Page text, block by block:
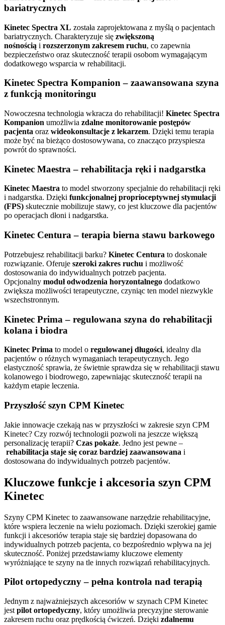
bariatrycznych
Kinetec Spectra XL została zaprojektowana z myślą o pacjentach
bariatrycznych. Charakteryzuje się zwiększoną
nośnością i rozszerzonym zakresem ruchu, co zapewnia
bezpieczeństwo oraz skuteczność terapii osobom wymagającym
dodatkowego wsparcia w rehabilitacji.
Kinetec Spectra Kompanion – zaawansowana szyna
z funkcją monitoringu
Nowoczesna technologia wkracza do rehabilitacji! Kinetec Spectra
Kompanion umożliwia zdalne monitorowanie postępów
pacjenta oraz wideokonsultacje z lekarzem. Dzięki temu terapia
może być na bieżąco dostosowywana, co znacząco przyspiesza
powrót do sprawności.
Kinetec Maestra – rehabilitacja ręki i nadgarstka
Kinetec Maestra to model stworzony specjalnie do rehabilitacji ręki
i nadgarstka. Dzięki funkcjonalnej proprioceptywnej stymulacji
(FPS) skutecznie mobilizuje stawy, co jest kluczowe dla pacjentów
po operacjach dłoni i nadgarstka.
Kinetec Centura – terapia bierna stawu barkowego
Potrzebujesz rehabilitacji barku? Kinetec Centura to doskonałe
rozwiązanie. Oferuje szeroki zakres ruchu i możliwość
dostosowania do indywidualnych potrzeb pacjenta.
Opcjonalny moduł odwodzenia horyzontalnego dodatkowo
zwiększa możliwości terapeutyczne, czyniąc ten model niezwykle
wszechstronnym.
Kinetec Prima – regulowana szyna do rehabilitacji
kolana i biodra
Kinetec Prima to model o regulowanej długości, idealny dla
pacjentów o różnych wymaganiach terapeutycznych. Jego
elastyczność sprawia, że świetnie sprawdza się w rehabilitacji stawu
kolanowego i biodrowego, zapewniając skuteczność terapii na
każdym etapie leczenia.
Przyszłość szyn CPM Kinetec
Jakie innowacje czekają nas w przyszłości w zakresie szyn CPM
Kinetec? Czy rozwój technologii pozwoli na jeszcze większą
personalizację terapii? Czas pokaże. Jedno jest pewne –
rehabilitacja staje się coraz bardziej zaawansowana i
dostosowana do indywidualnych potrzeb pacjentów.
Kluczowe funkcje i akcesoria szyn CPM
Kinetec
Szyny CPM Kinetec to zaawansowane narzędzie rehabilitacyjne,
które wspiera leczenie na wielu poziomach. Dzięki szerokiej gamie
funkcji i akcesoriów terapia staje się bardziej dopasowana do
indywidualnych potrzeb pacjenta, co bezpośrednio wpływa na jej
skuteczność. Poniżej przedstawiamy kluczowe elementy
wyróżniające te szyny na tle innych rozwiązań rehabilitacyjnych.
Pilot ortopedyczny – pełna kontrola nad terapią
Jednym z najważniejszych akcesoriów w szynach CPM Kinetec
jest pilot ortopedyczny, który umożliwia precyzyjne sterowanie
zakresem ruchu oraz prędkością ćwiczeń. Dzięki zdalnemu